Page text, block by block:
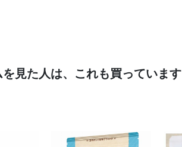
を見た人は、これも買っています